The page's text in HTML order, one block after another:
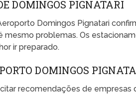
DOMINGOS PIGNATARI
Domingos Pignatari
mesmo problemas. Os
ir preparado.
DOMINGOS
recomendações de empresas